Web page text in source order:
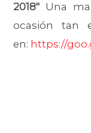
2018" Una
ocasión tan
en: https://